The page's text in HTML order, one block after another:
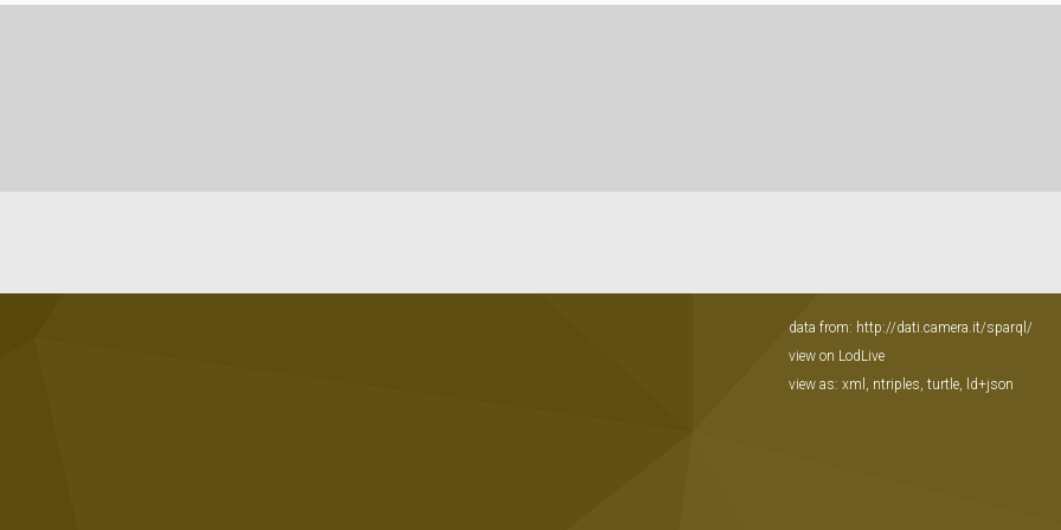
data from: http://dati.camera.it/sparql/
view on LodLive
view as: xml , ntriples, turtle, ld+json